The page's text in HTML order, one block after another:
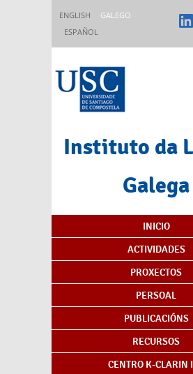
ENGLISH
GALEGO
ESPAÑOL
Instituto da
Galega
Índice de contidos
INICIO
ACTIVIDADES
PROXECTOS
PERSOAL
PUBLICACIÓNS
RECURSOS
CENTRO K-CLARIN